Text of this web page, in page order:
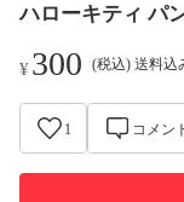
ハローキティ パ
¥300 (税込) 送料込
1 コメン